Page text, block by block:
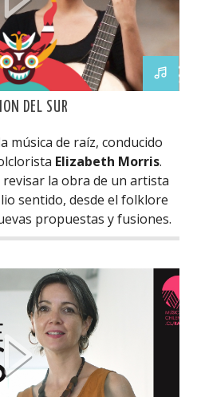
DEL SUR
música de raíz, conducido
Elizabeth Morris.
la obra de un artista
sentido, desde el folklore
propuestas y fusiones.